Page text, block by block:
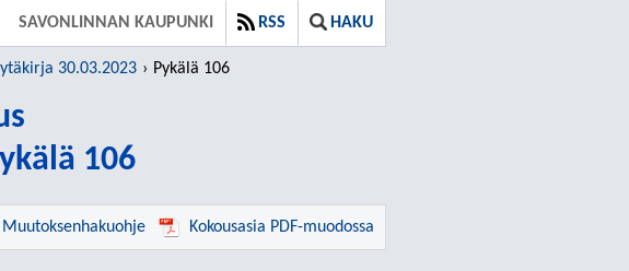
SAVONLINNAN KAUPUNKI RSS HAKU
30.03.2023 Pykälä 106
106
Muutoksenhakuohje Kokousasia PDF-muodossa